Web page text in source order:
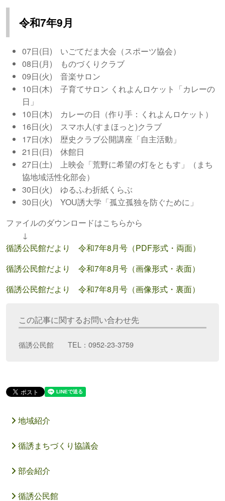
令和7年9月
07日(日) いごてだま大会（スポーツ協会）
08日(月) ものづくりクラブ
09日(火) 音楽サロン
10日(木) 子育てサロン くれよんロケット「カレーの
日」
10日(木) カレーの日（作り手：くれよんロケット）
16日(火) スマホ人(すまほっと)クラブ
17日(水) 歴史クラブ公開講座「自主活動」
21日(日) 休館日
27日(土) 上映会「荒野に希望の灯をともす」（まち
協地域活性化部会）
30日(火) ゆるふわ折紙くらぶ
30日(火) YOU誘大学「孤立孤独を防ぐために」
ファイルのダウンロードはこちらから
↓
循誘公民館だより 令和7年8月号（PDF形式・両面）
循誘公民館だより 令和7年8月号（画像形式・表面）
循誘公民館だより 令和7年8月号（画像形式・裏面）
この記事に関するお問い合わせ先
循誘公民館 TEL：0952-23-3759
地域紹介
循誘まちづくり協議会
部会紹介
循誘公民館